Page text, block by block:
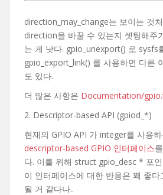
direction_may_change는 보이는 것
direction을 바꿀 수 있는지 셋팅해주
는 게 낫다. gpio_unexport() 로 sysfs
gpio_export_link() 를 사용하면 다른
도 있다.
더 많은 사항은 Documentation/
2. Descriptor-based API (gpiod_*)
현재의 GPIO API 가 integer를 사용
descriptor-based GPIO 인터페이스
다. 이를 위해 struct gpio_desc * 포
이 인터페이스에 대한 반응은 꽤 좋다
될 거 같다나..